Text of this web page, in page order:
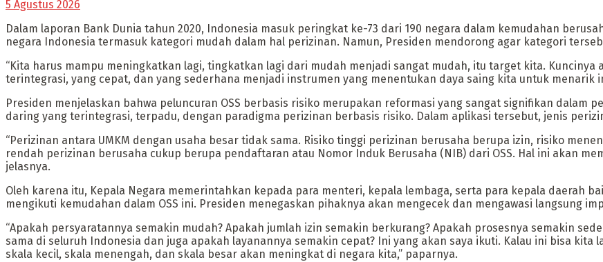
5 Agustus 2026
Dalam laporan Bank Dunia tahun 2020, Indonesia masuk peringkat ke-73 dari 190 negara dalam kemudahan
negara Indonesia termasuk kategori mudah dalam hal perizinan. Namun, Presiden mendorong agar kategori
“Kita harus mampu meningkatkan lagi, tingkatkan lagi dari mudah menjadi sangat mudah, itu target kita.
terintegrasi, yang cepat, dan yang sederhana menjadi instrumen yang menentukan daya saing kita untuk menarik
Presiden menjelaskan bahwa peluncuran OSS berbasis risiko merupakan reformasi yang sangat signifikan dalam
daring yang terintegrasi, terpadu, dengan paradigma perizinan berbasis risiko. Dalam aplikasi tersebut, jenis
“Perizinan antara UMKM dengan usaha besar tidak sama. Risiko tinggi perizinan berusaha berupa izin, risiko
rendah perizinan berusaha cukup berupa pendaftaran atau Nomor Induk Berusaha (NIB) dari OSS. Hal ini akan
jelasnya.
Oleh karena itu, Kepala Negara memerintahkan kepada para menteri, kepala lembaga, serta para kepala daerah
mengikuti kemudahan dalam OSS ini. Presiden menegaskan pihaknya akan mengecek dan mengawasi langsung
“Apakah persyaratannya semakin mudah? Apakah jumlah izin semakin berkurang? Apakah prosesnya semakin
sama di seluruh Indonesia dan juga apakah layanannya semakin cepat? Ini yang akan saya ikuti. Kalau ini bisa
skala kecil, skala menengah, dan skala besar akan meningkat di negara kita,” paparnya.